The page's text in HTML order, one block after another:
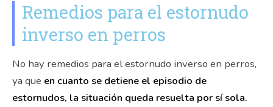
Remedios para el estornudo
inverso en perros
No hay remedios para el estornudo inverso en perros,
ya que en cuanto se detiene el episodio de
estornudos, la situación queda resuelta por sí sola.